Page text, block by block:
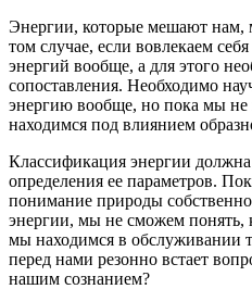
Энергии, которые мешают нам,
том случае, если вовлекаем
энергий вообще, а для этого
сопоставления. Необходимо
энергию вообще, но пока мы
находимся под влиянием
Классификация энергии
определения ее параметров.
понимание природы
энергии, мы не сможем понять,
мы находимся в обслуживании
перед нами резонно встает
нашим сознанием?